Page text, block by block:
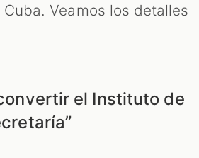
Veamos los detalles
el Instituto de